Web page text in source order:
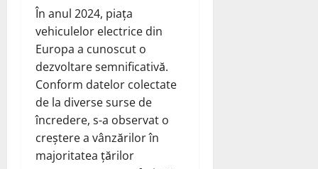
În anul 2024, piața
vehiculelor electrice din
Europa a cunoscut o
dezvoltare semnificativă.
Conform datelor colectate
de la diverse surse de
încredere, s-a observat o
creștere a vânzărilor în
majoritatea țărilor